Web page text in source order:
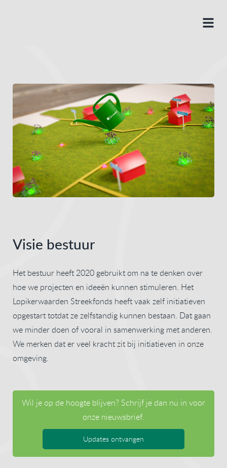
Visie bestuur
Het bestuur heeft 2020 gebruikt om na te denken over
hoe we projecten en ideeën kunnen stimuleren. Het
Lopikerwaarden Streekfonds heeft vaak zelf initiatieven
opgestart totdat ze zelfstandig kunnen bestaan. Dat gaan
we minder doen of vooral in samenwerking met anderen.
We merken dat er veel kracht zit bij initiatieven in onze
omgeving.
Wil je op de hoogte blijven? Schrijf je dan nu in voor
onze nieuwsbrief.
Updates ontvangen